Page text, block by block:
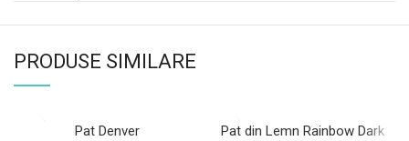
PRODUSE SIMILARE
Pat Denver
Pat din Lemn Rainbow Dark